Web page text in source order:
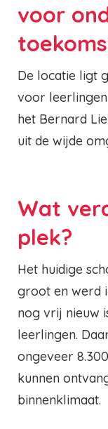
voor
De locatie ligt
voor
het Bernard
uit de wijde
Wat
plek?
Het huidige
groot en werd
nog vrij nieuw
leerlingen.
ongeveer
kunnen
binnenklimaat.